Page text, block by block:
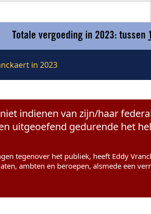
Totale vergoeding in 2023: tussen
in 2023
indienen van zijn/haar
uitgeoefend gedurende het
tegenover het publiek, heeft Eddy
ambten en beroepen, alsmede een